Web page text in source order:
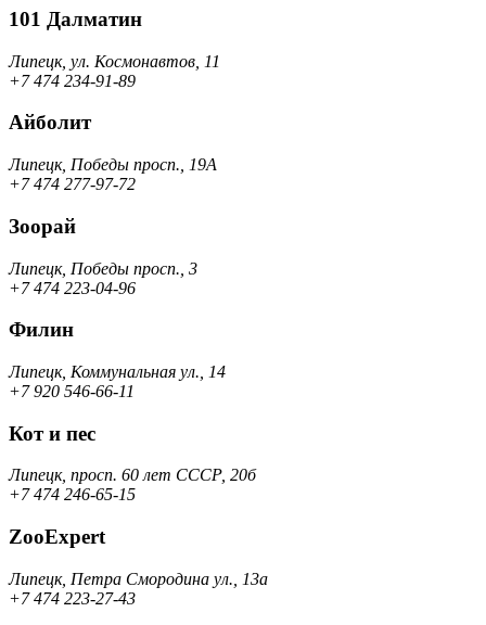
101 Далматин
Липецк, ул. Космонавтов, 11
+7 474 234-91-89
Айболит
Липецк, Победы просп., 19А
+7 474 277-97-72
Зоорай
Липецк, Победы просп., 3
+7 474 223-04-96
Филин
Липецк, Коммунальная ул., 14
+7 920 546-66-11
Кот и пес
Липецк, просп. 60 лет СССР, 20б
+7 474 246-65-15
ZooExpert
Липецк, Петра Смородина ул., 13а
+7 474 223-27-43